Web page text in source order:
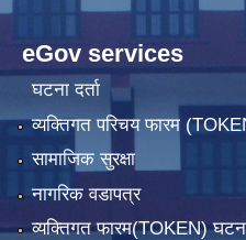
eGov services
घटना दर्ता
व्यक्तिगत परिचय फारम
सामाजिक सुरक्षा
नागरिक वडापत्र
व्यक्तिगत फारम(TOKEN) घटना